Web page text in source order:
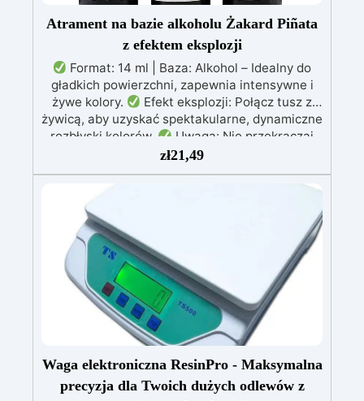
Atrament na bazie alkoholu Żakard Piñata
z efektem eksplozji
Format: 14 ml | Baza: Alkohol – Idealny do
gładkich powierzchni, zapewnia intensywne i
żywe kolory.
Efekt eksplozji: Połącz tusz z
żywicą, aby uzyskać spektakularne, dynamiczne
rozbłyski kolorów.
Uwaga: Nie przekraczaj
1% tuszu w mieszance, aby zachować
mechaniczną wytrzymałość tworzonego
uzyskania efektu eksplozji – stosowany w
połączeniu z innymi kolorami.
Wszechstronność: Doskonały do tworzenia
unikalnych dzieł sztuki, dodając głębię i
dynamikę powierzchniom z żywicy.
zł21,49
Waga elektroniczna ResinPro - Maksymalna
precyzja dla Twoich dużych odlewów z